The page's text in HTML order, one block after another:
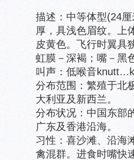
描述：中等体型(24
厚，具浅色眉纹。上
皮黄色。飞行时翼具
虹膜－深褐；嘴－黑
叫声：低喉音
分布范围：繁殖于北
大利亚及新西兰。
分布状况：中国东部
广东及香港沿海。
习性：喜沙滩、沿海
禽混群。进食时嘴快